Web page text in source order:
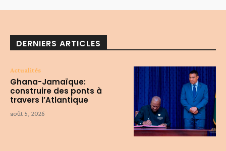
DERNIERS ARTICLES
Actualités
Ghana-Jamaïque:
construire des ponts à
travers l’Atlantique
août 5, 2026